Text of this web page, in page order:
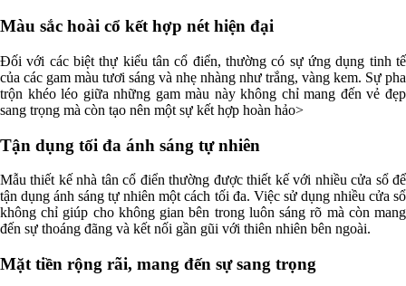
Màu sắc hoài cổ kết hợp nét hiện đại
Đối với các biệt thự kiểu tân cổ điển, thường có sự ứng dụng tinh tế
của các gam màu tươi sáng và nhẹ nhàng như trắng, vàng kem. Sự pha
trộn khéo léo giữa những gam màu này không chỉ mang đến vẻ đẹp
sang trọng mà còn tạo nên một sự kết hợp hoàn hảo>
Tận dụng tối đa ánh sáng tự nhiên
Mẫu thiết kế nhà tân cổ điển thường được thiết kế với nhiều cửa sổ để
tận dụng ánh sáng tự nhiên một cách tối đa. Việc sử dụng nhiều cửa sổ
không chỉ giúp cho không gian bên trong luôn sáng rõ mà còn mang
đến sự thoáng đãng và kết nối gần gũi với thiên nhiên bên ngoài.
Mặt tiền rộng rãi, mang đến sự sang trọng